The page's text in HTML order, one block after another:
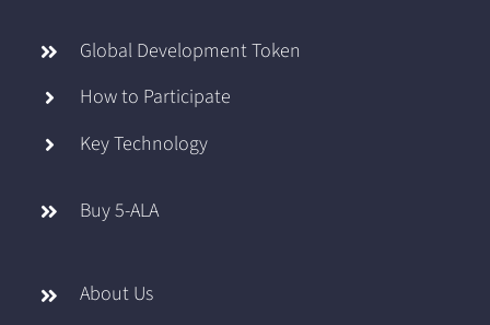
Global Development Token
How to Participate
Key Technology
Buy 5-ALA
About Us